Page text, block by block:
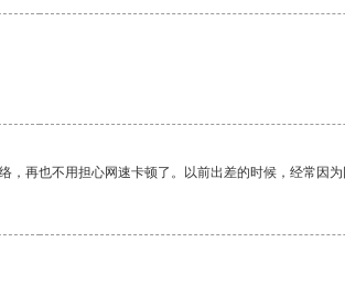
再也不用担心网速卡顿了。以前出差的时候，经常因